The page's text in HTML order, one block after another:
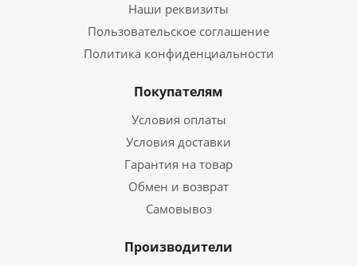
Наши реквизиты
Пользовательское соглашение
Политика конфиденциальности
Покупателям
Условия оплаты
Условия доставки
Гарантия на товар
Обмен и возврат
Самовывоз
Производители